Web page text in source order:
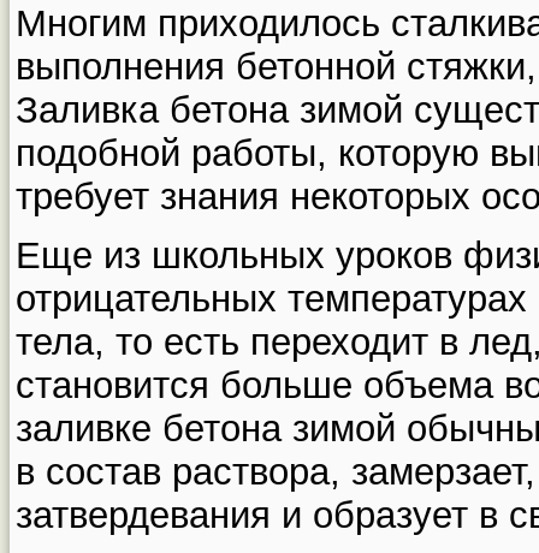
Многим приходилось
выполнения бетонной
Заливка бетона зимой
подобной работы, которую
требует знания некоторых
Еще из школьных уроков
отрицательных
тела, то есть переходит в
становится больше объема
заливке бетона зимой
в состав раствора,
затвердевания и образует в